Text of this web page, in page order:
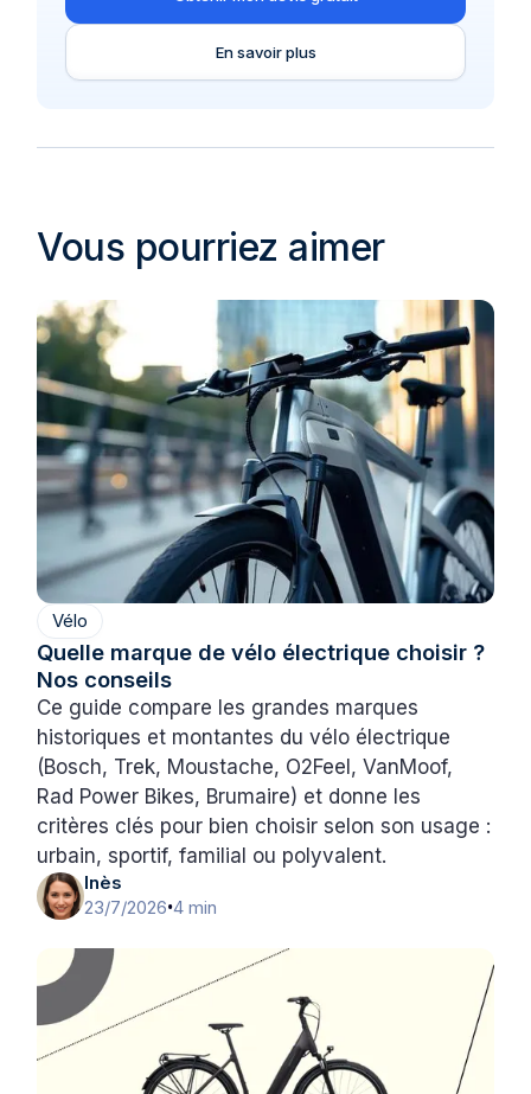
En savoir plus
Vous pourriez aimer
Vélo
Quelle marque de vélo électrique choisir ?
Nos conseils
Ce guide compare les grandes marques
historiques et montantes du vélo électrique
(Bosch, Trek, Moustache, O2Feel, VanMoof,
Rad Power Bikes, Brumaire) et donne les
critères clés pour bien choisir selon son usage :
urbain, sportif, familial ou polyvalent.
Inès
23/7/2026•4 min